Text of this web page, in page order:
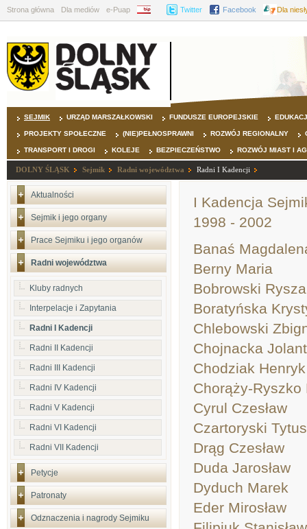
Strona główna Dla mediów e-Puap BIP Twitter Facebook Dla
SEJMIK URZĄD MARSZAŁKOWSKI FUNDUSZE EUROPEJSKIE
PROJEKTY SPOŁECZNE (NIE)PEŁNOSPRAWNI ROZWÓJ REGIONALNY
TRANSPORT I DROGI KOLEJE BEZPIECZEŃSTWO ROZWÓJ MIAST I
DOLNY ŚLĄSK Sejmik Radni województwa Radni I Kadencji
Aktualności
Sejmik i jego organy
Prace Sejmiku i jego organów
Radni województwa
Kluby radnych
Interpelacje i Zapytania
Radni I Kadencji
Radni II Kadencji
Radni III Kadencji
Radni IV Kadencji
Radni V Kadencji
Radni VI Kadencji
Radni VII Kadencji
Petycje
Patronaty
Odznaczenia i nagrody Sejmiku
I Kadencja
1998 - 2002
Banaś
Berny Maria
Bobrowski
Boratyńska
Chlebowski
Chojnacka
Chodziak Henryk
Chorąży-Ryszko
Cyrul Czesław
Czartoryski Tytus
Drąg Czesław
Duda Jarosław
Dyduch Marek
Eder Mirosław